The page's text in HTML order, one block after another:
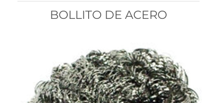
BOLLITO DE ACERO